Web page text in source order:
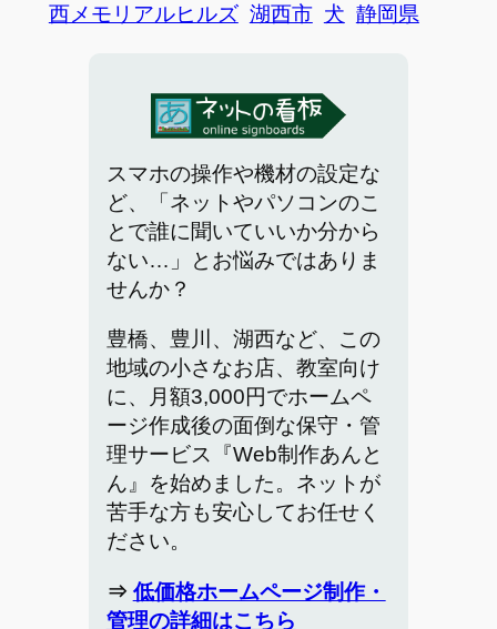
西メモリアルヒルズ 湖西市 犬 静岡県
スマホの操作や機材の設定な
ど、「ネットやパソコンのこ
とで誰に聞いていいか分から
ない…」とお悩みではありま
せんか？
豊橋、豊川、湖西など、この
地域の小さなお店、教室向け
に、月額3,000円でホームペ
ージ作成後の面倒な保守・管
理サービス『Web制作あんと
ん』を始めました。ネットが
苦手な方も安心してお任せく
ださい。
⇒ 低価格ホームページ制作・
管理の詳細はこちら